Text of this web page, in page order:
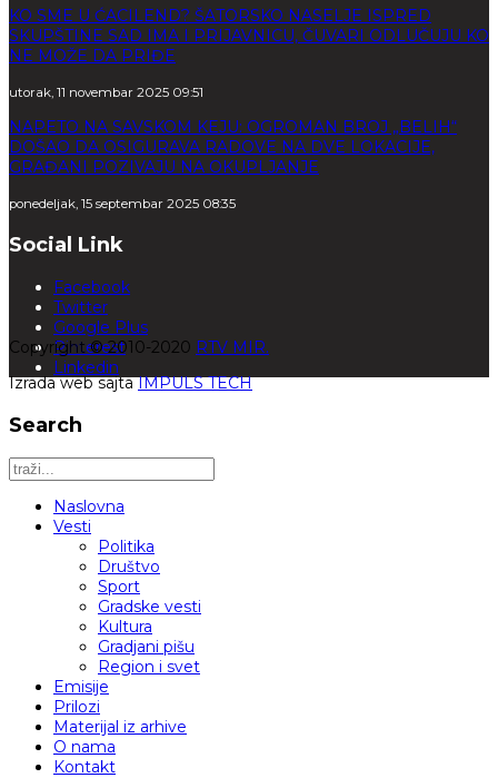
KO SME U ĆACILEND? ŠATORSKO NASELJE ISPRED
SKUPŠTINE SAD IMA I PRIJAVNICU, ČUVARI ODLUČUJU KO
NE MOŽE DA PRIĐE
utorak, 11 novembar 2025 09:51
NAPETO NA SAVSKOM KEJU: OGROMAN BROJ „BELIH“
DOŠAO DA OSIGURAVA RADOVE NA DVE LOKACIJE,
GRAĐANI POZIVAJU NA OKUPLJANJE
ponedeljak, 15 septembar 2025 08:35
Social Link
Facebook
Twitter
Google Plus
Pinterest
Linkedin
Copyright © 2010-2020 RTV MIR.
Izrada web sajtaIMPULS TECH
Search
Naslovna
Vesti
Politika
Društvo
Sport
Gradske vesti
Kultura
Gradjani pišu
Region i svet
Emisije
Prilozi
Materijal iz arhive
O nama
Kontakt